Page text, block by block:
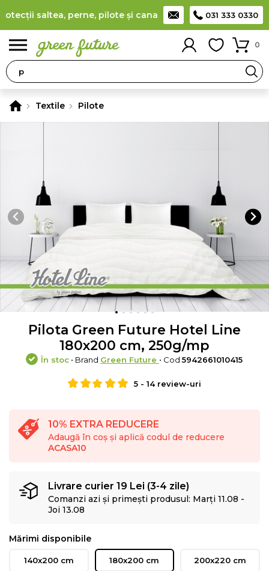
saltea, perne, pilote și canapele (detalii) Producător
031 333 0330
0
Textile Pilote
Pilota Green Future Hotel Line
180x200 cm, 250g/mp
În stoc • Brand Green Future • Cod5942661010415
5 - 14review-uri
10% EXTRA REDUCERE
Adaugă în coș și aplică codul de reducere
ACASA10
Livrare curier 19 Lei (3-4 zile)
Comanzi azi și primești produsul: Marți 11.08 -
Joi 13.08
Mărimi disponibile
140x200 cm 180x200 cm 200x220 cm